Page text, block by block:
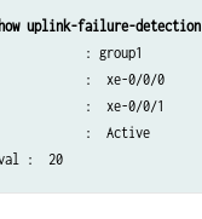
uplink-failure-detection
: group1
:  xe-0/0/0
:  xe-0/0/1
:  Active
:  20